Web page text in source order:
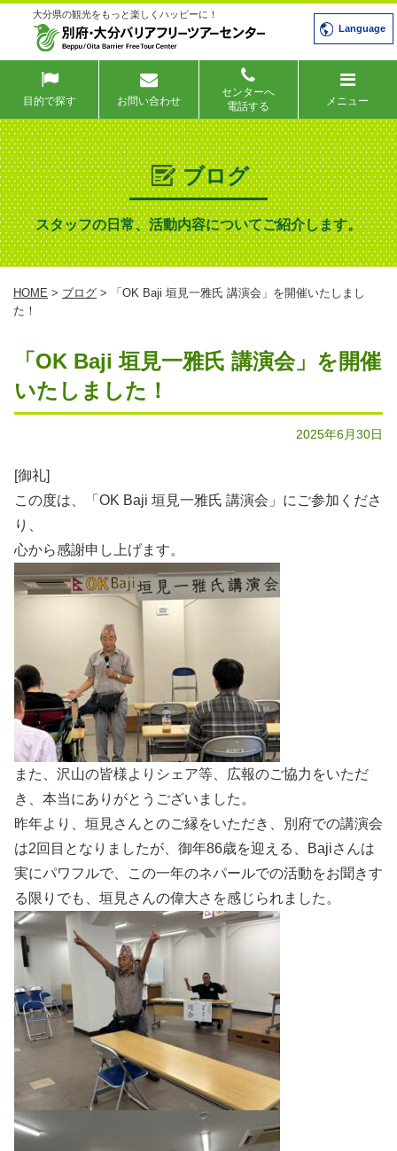
大分県の観光をもっと楽しくハッピーに！
Language
目的で探す お問い合わせ
センターへ
電話する
メニュー
ブログ
スタッフの日常、活動内容についてご紹介します。
HOME > ブログ > 「OK Baji 垣見一雅氏 講演会」を開催いたしまし
た！
「OK Baji 垣見一雅氏 講演会」を開催
いたしました！
2025年6月30日
[御礼]
この度は、「OK Baji 垣見一雅氏 講演会」にご参加くださ
り、
心から感謝申し上げます。
また、沢山の皆様よりシェア等、広報のご協力をいただ
き、本当にありがとうございました。
昨年より、垣見さんとのご縁をいただき、別府での講演会
は2回目となりましたが、御年86歳を迎える、Bajiさんは
実にパワフルで、この一年のネパールでの活動をお聞きす
る限りでも、垣見さんの偉大さを感じられました。